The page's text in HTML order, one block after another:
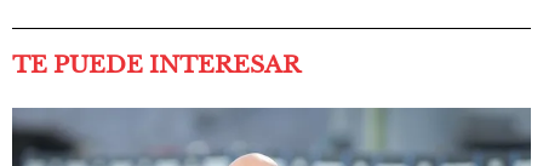
TE PUEDE INTERESAR